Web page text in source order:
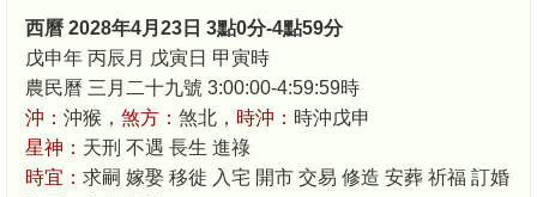
西曆 2028年4月23日 3點0分-4點59分
戊申年 丙辰月 戊寅日 甲寅時
農民曆 三月二十九號 3:00:00-4:59:59時
沖： 沖猴， 煞方： 煞北， 時沖： 時沖戊申
星神： 天刑 不遇 長生 進祿
時宜： 求嗣 嫁娶 移徙 入宅 開市 交易 修造 安葬 祈福 訂婚